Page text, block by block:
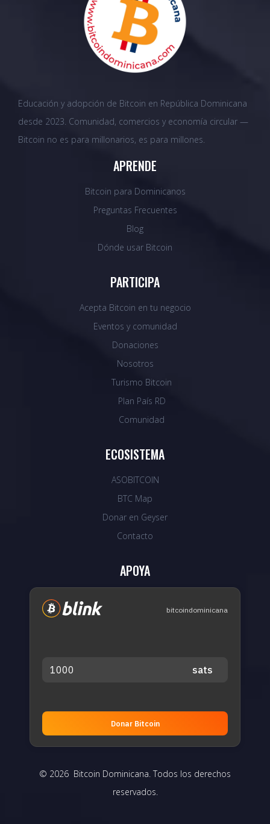
Educación y adopción de Bitcoin en República Dominicana
desde 2023. Comunidad, comercios y economía circular —
Bitcoin no es para millonarios, es para millones.
APRENDE
Bitcoin para Dominicanos
Preguntas Frecuentes
Blog
Dónde usar Bitcoin
PARTICIPA
Acepta Bitcoin en tu negocio
Eventos y comunidad
Donaciones
Nosotros
Turismo Bitcoin
Plan País RD
Comunidad
ECOSISTEMA
ASOBITCOIN
BTC Map
Donar en Geyser
Contacto
APOYA
bitcoindominicana
Donar Bitcoin
© 2026 Bitcoin Dominicana. Todos los derechos
reservados.